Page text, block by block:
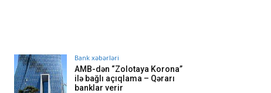
Bank xəbərləri
AMB-dən “Zolotaya Korona”
ilə bağlı açıqlama – Qərarı
banklar verir